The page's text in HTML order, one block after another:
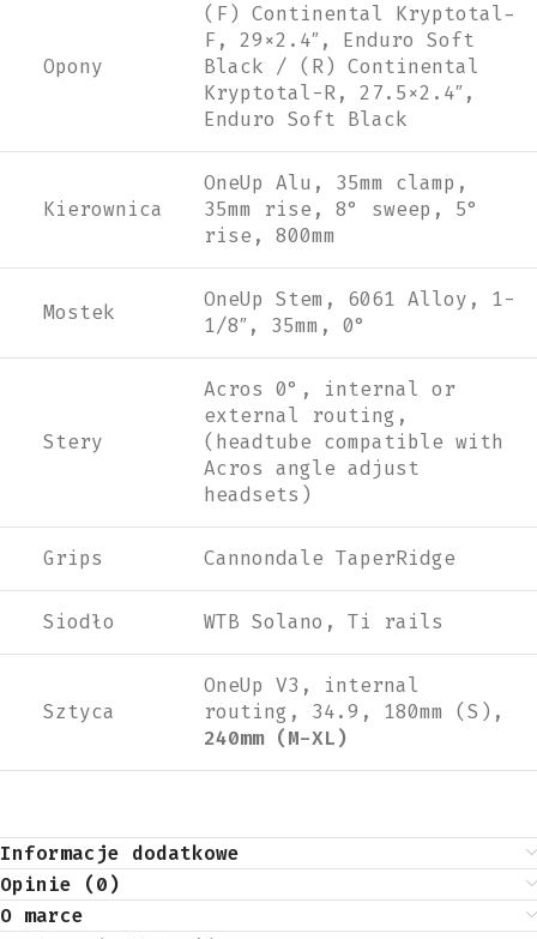
Opony
(F) Continental Kryptotal-
F, 29×2.4″, Enduro Soft
Black / (R) Continental
Kryptotal-R, 27.5×2.4″,
Enduro Soft Black
Kierownica
OneUp Alu, 35mm clamp,
35mm rise, 8° sweep, 5°
rise, 800mm
Mostek
OneUp Stem, 6061 Alloy, 1-
1/8″, 35mm, 0°
Stery
Acros 0°, internal or
external routing,
(headtube compatible with
Acros angle adjust
headsets)
Grips Cannondale TaperRidge
Siodło WTB Solano, Ti rails
Sztyca
OneUp V3, internal
routing, 34.9, 180mm (S),
240mm (M-XL)
Informacje dodatkowe
Opinie (0)
O marce